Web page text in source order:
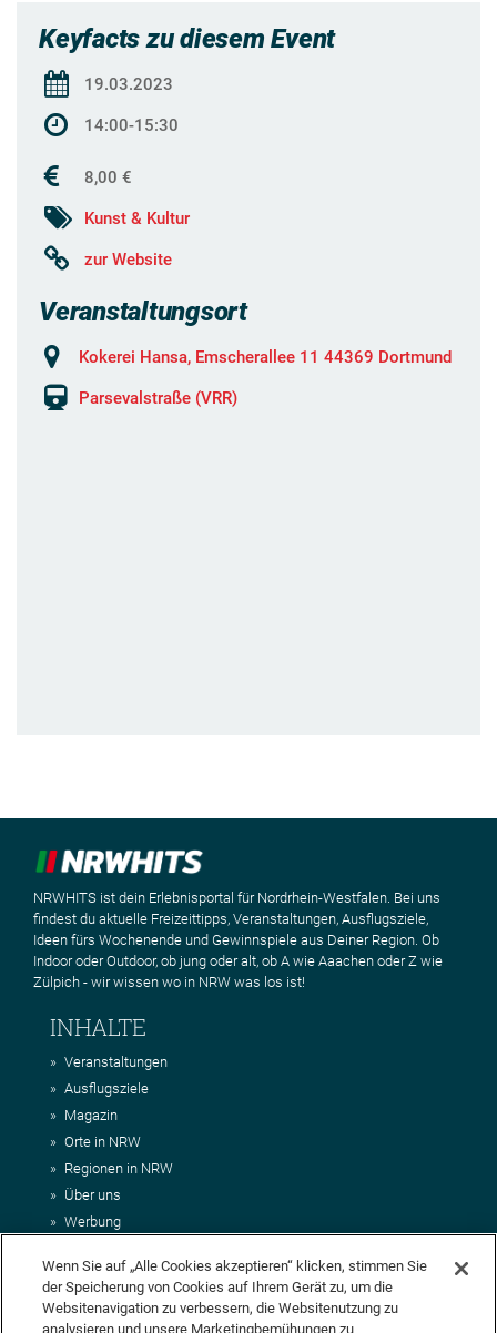
Keyfacts zu diesem Event
19.03.2023
14:00-15:30
8,00 €
Kunst & Kultur
zur Website
Veranstaltungsort
Kokerei Hansa, Emscherallee 11 44369 Dortmund
Parsevalstraße (VRR)
NRWHITS ist dein Erlebnisportal für Nordrhein-Westfalen. Bei uns
findest du aktuelle Freizeittipps, Veranstaltungen, Ausflugsziele,
Ideen fürs Wochenende und Gewinnspiele aus Deiner Region. Ob
Indoor oder Outdoor, ob jung oder alt, ob A wie Aaachen oder Z wie
Zülpich - wir wissen wo in NRW was los ist!
INHALTE
Veranstaltungen
Ausflugsziele
Magazin
Orte in NRW
Regionen in NRW
Über uns
Werbung
Impressum
AGB
Datenschutz
Wenn Sie auf „Alle Cookies akzeptieren“ klicken, stimmen Sie
der Speicherung von Cookies auf Ihrem Gerät zu, um die
Websitenavigation zu verbessern, die Websitenutzung zu
analysieren und unsere Marketingbemühungen zu